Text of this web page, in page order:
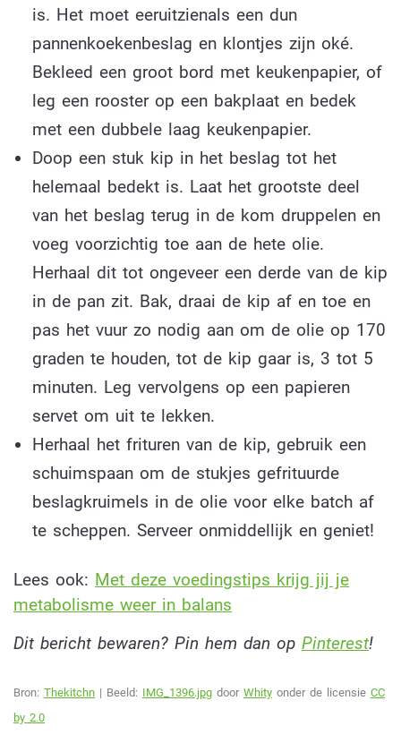
is. Het moet eeruitzienals een dun
pannenkoekenbeslag en klontjes zijn oké.
Bekleed een groot bord met keukenpapier, of
leg een rooster op een bakplaat en bedek
met een dubbele laag keukenpapier.
Doop een stuk kip in het beslag tot het
helemaal bedekt is. Laat het grootste deel
van het beslag terug in de kom druppelen en
voeg voorzichtig toe aan de hete olie.
Herhaal dit tot ongeveer een derde van de kip
in de pan zit. Bak, draai de kip af en toe en
pas het vuur zo nodig aan om de olie op 170
graden te houden, tot de kip gaar is, 3 tot 5
minuten. Leg vervolgens op een papieren
servet om uit te lekken.
Herhaal het frituren van de kip, gebruik een
schuimspaan om de stukjes gefrituurde
beslagkruimels in de olie voor elke batch af
te scheppen. Serveer onmiddellijk en geniet!
Lees ook: Met deze voedingstips krijg jij je
metabolisme weer in balans
Dit bericht bewaren? Pin hem dan op Pinterest!
Bron: Thekitchn | Beeld: IMG_1396.jpg door Whity onder de licensie CC
by 2.0